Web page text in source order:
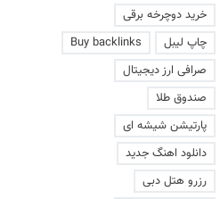
خرید دوچرخه برقی
چاپ لیبل
Buy backlinks
صرافی ارز دیجیتال
صندوق طلا
پارتیشن شیشه ای
دانلود اهنگ جدید
رزرو هتل دبی